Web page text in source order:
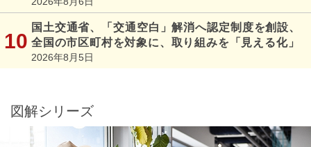
国土交通省、「交通空白」解消へ認定制度を創設、
全国の市区町村を対象に、取り組みを「見える化」
2026年8月5日
図解シリーズ